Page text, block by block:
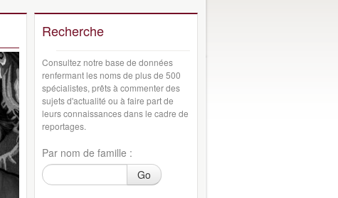
Recherche
Consultez notre base de données
renfermant les noms de plus de 500
spécialistes, prêts à commenter des
sujets d'actualité ou à faire part de
leurs connaissances dans le cadre de
reportages.
Par nom de famille :
Go